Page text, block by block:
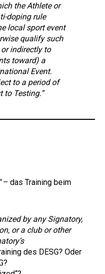
the Athlete or
doping rule
local sport event
qualify such
indirectly to
toward) a
Event.
to a period of
to Testing.“
– das Training beim
by any Signatory,
or a club or other
des DESG? Oder